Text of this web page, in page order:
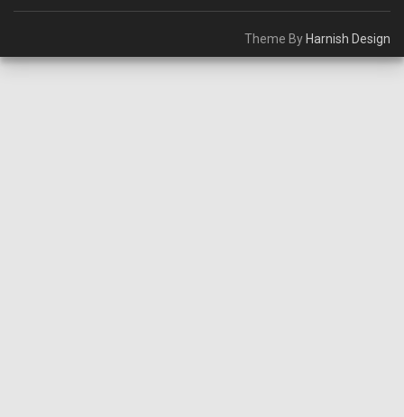
Theme By Harnish Design